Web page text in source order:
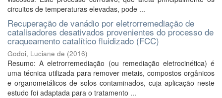
circuitos de temperaturas elevadas, pode ...
Recuperação de vanádio por eletrorremediação de
catalisadores desativados provenientes do processo de
craqueamento catalítico fluidizado (FCC)
Godoi, Luciane de (2016)
Resumo: A eletrorremediação (ou remediação eletrocinética) é
uma técnica utilizada para remover metais, compostos orgânicos
e organometálicos de solos contaminados, cuja aplicação neste
estudo foi adaptada para o tratamento ...